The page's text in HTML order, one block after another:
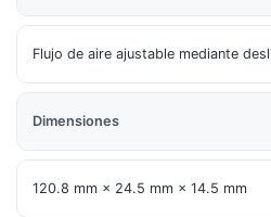
Flujo de aire ajustable mediante
Dimensiones
120.8 mm × 24.5 mm × 14.5 mm